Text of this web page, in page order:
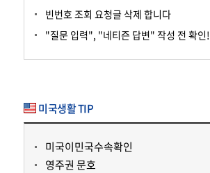
빈번호 조회 요청글 삭제 합니다
"질문 입력", "네티즌 답변" 작성 전 확인!
미국생활 TIP
미국이민국수속확인
영주권 문호